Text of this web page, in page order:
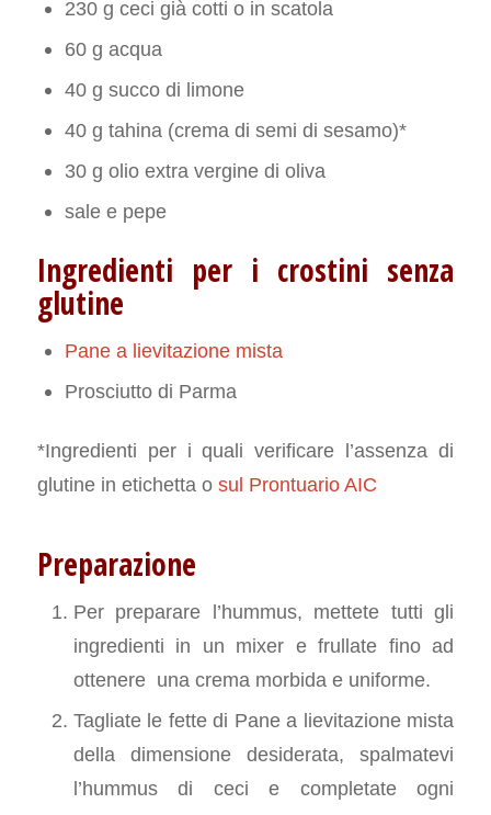
230 g ceci già cotti o in scatola
60 g acqua
40 g succo di limone
40 g tahina (crema di semi di sesamo)*
30 g olio extra vergine di oliva
sale e pepe
Ingredienti per i crostini senza
glutine
Pane a lievitazione mista
Prosciutto di Parma
*Ingredienti per i quali verificare l’assenza di
glutine in etichetta o sul Prontuario AIC
Preparazione
Per preparare l’hummus, mettete tutti gli
ingredienti in un mixer e frullate fino ad
ottenere una crema morbida e uniforme.
Tagliate le fette di Pane a lievitazione mista
della dimensione desiderata, spalmatevi
l’hummus di ceci e completate ogni